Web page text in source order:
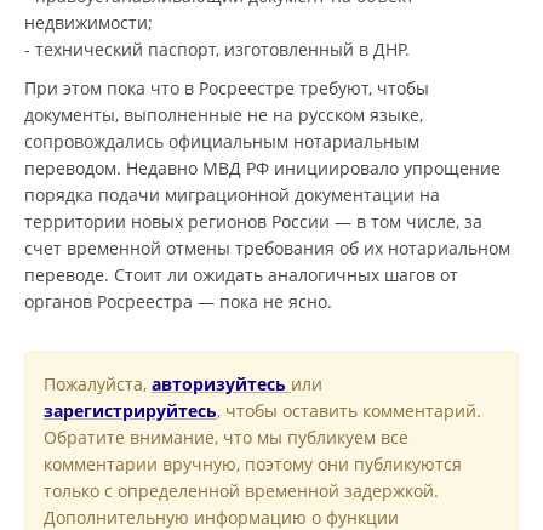
недвижимости;
- технический паспорт, изготовленный в ДНР.
При этом пока что в Росреестре требуют, чтобы
документы, выполненные не на русском языке,
сопровождались официальным нотариальным
переводом. Недавно МВД РФ инициировало упрощение
порядка подачи миграционной документации на
территории новых регионов России — в том числе, за
счет временной отмены требования об их нотариальном
переводе. Стоит ли ожидать аналогичных шагов от
органов Росреестра — пока не ясно.
Пожалуйста, авторизуйтесь или
зарегистрируйтесь, чтобы оставить комментарий.
Обратите внимание, что мы публикуем все
комментарии вручную, поэтому они публикуются
только с определенной временной задержкой.
Дополнительную информацию о функции